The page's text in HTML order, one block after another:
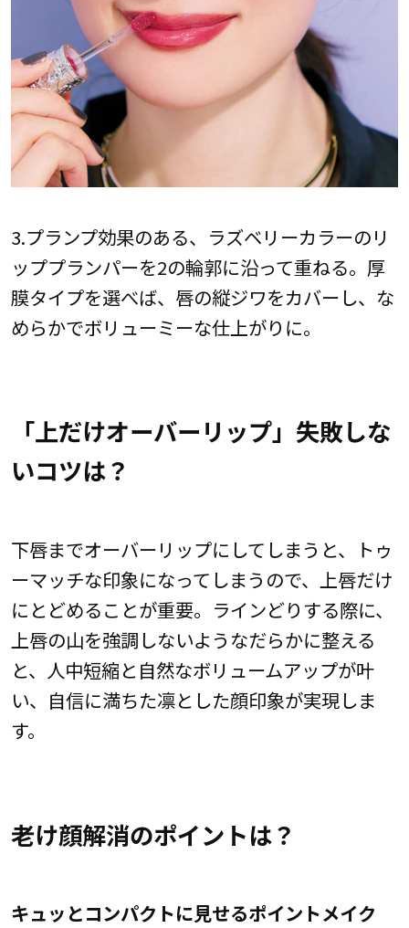
3.プランプ効果のある、ラズベリーカラーのリ
ッププランパーを2の輪郭に沿って重ねる。厚
膜タイプを選べば、唇の縦ジワをカバーし、な
めらかでボリューミーな仕上がりに。
「上だけオーバーリップ」失敗しな
いコツは？
下唇までオーバーリップにしてしまうと、トゥ
ーマッチな印象になってしまうので、上唇だけ
にとどめることが重要。ラインどりする際に、
上唇の山を強調しないようなだらかに整える
と、人中短縮と自然なボリュームアップが叶
い、自信に満ちた凛とした顔印象が実現しま
す。
老け顔解消のポイントは？
キュッとコンパクトに見せるポイントメイク